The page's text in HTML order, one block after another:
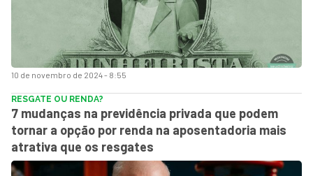
10 de novembro de 2024 - 8:55
RESGATE OU RENDA?
7 mudanças na previdência privada que podem
tornar a opção por renda na aposentadoria mais
atrativa que os resgates